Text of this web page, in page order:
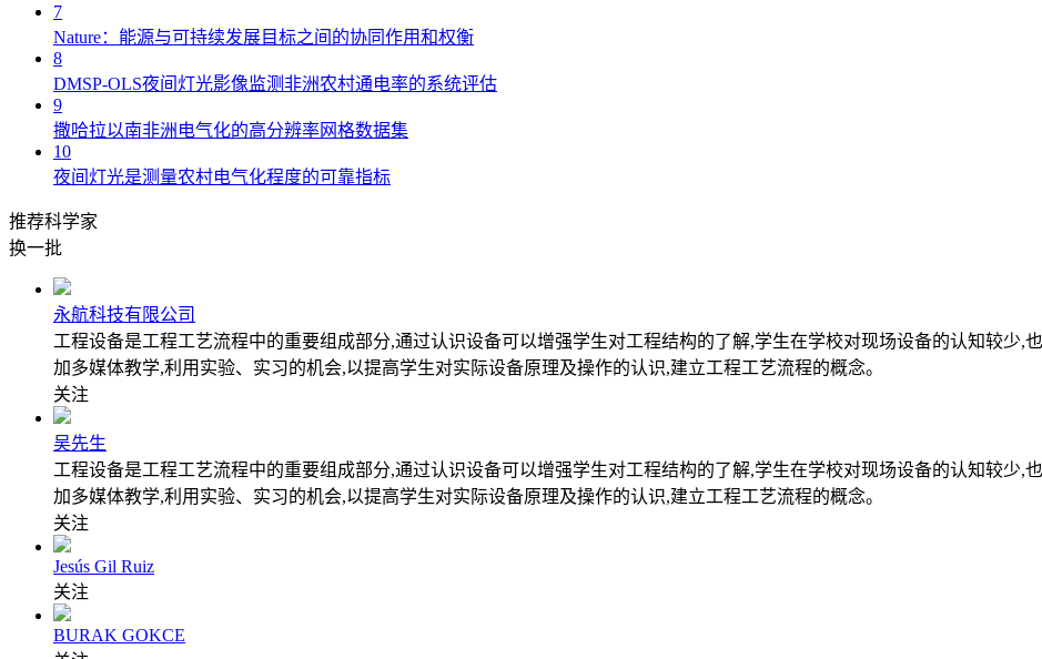
7
Nature：能源与可持续发展目标之间的协同作用和权衡
8
DMSP-OLS夜间灯光影像监测非洲农村通电率的系统评估
9
撒哈拉以南非洲电气化的高分辨率网格数据集
10
夜间灯光是测量农村电气化程度的可靠指标
推荐科学家
换一批
永航科技有限公司
工程设备是工程工艺流程中的重要组成部分,通过认识设备可以增强学生对工程结构的了解,学生在学校对现场设备的认知较少,
加多媒体教学,利用实验、实习的机会,以提高学生对实际设备原理及操作的认识,建立工程工艺流程的概念。
关注
吴先生
工程设备是工程工艺流程中的重要组成部分,通过认识设备可以增强学生对工程结构的了解,学生在学校对现场设备的认知较少,
加多媒体教学,利用实验、实习的机会,以提高学生对实际设备原理及操作的认识,建立工程工艺流程的概念。
关注
Jesús Gil Ruiz
关注
BURAK GOKCE